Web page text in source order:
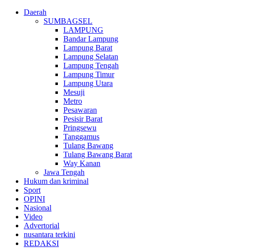
Daerah
SUMBAGSEL
LAMPUNG
Bandar Lampung
Lampung Barat
Lampung Selatan
Lampung Tengah
Lampung Timur
Lampung Utara
Mesuji
Metro
Pesawaran
Pesisir Barat
Pringsewu
Tanggamus
Tulang Bawang
Tulang Bawang Barat
Way Kanan
Jawa Tengah
Hukum dan kriminal
Sport
OPINI
Nasional
Video
Advertorial
nusantara terkini
REDAKSI